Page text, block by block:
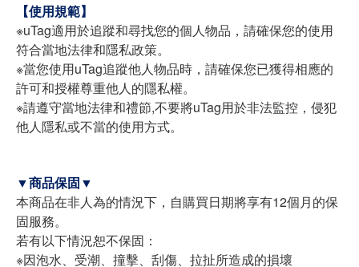
【使用規範】
※uTag適用於追蹤和尋找您的個人物品，請確保您的使用
符合當地法律和隱私政策。
※當您使用uTag追蹤他人物品時，請確保您已獲得相應的
許可和授權尊重他人的隱私權。
※請遵守當地法律和禮節,不要將uTag用於非法監控，侵犯
他人隱私或不當的使用方式。
▼商品保固▼
本商品在非人為的情況下，自購買日期將享有12個月的保
固服務。
若有以下情況恕不保固：
※因泡水、受潮、撞擊、刮傷、拉扯所造成的損壞